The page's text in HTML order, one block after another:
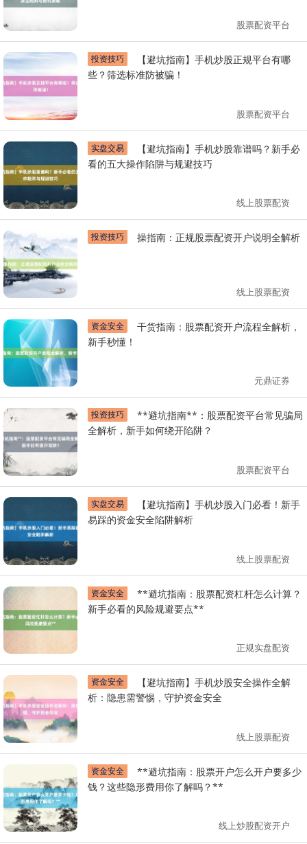
股票配资平台
投资技巧
些？筛选标准防被骗！
股票配资平台
实盘交易
看的五大操作陷阱与规避技巧
线上股票配资
投资技巧 操指南：正规股票配资开户说明全解析
线上股票配资
资金安全
新手秒懂！
元鼎证券
投资技巧
全解析，新手如何绕开陷阱？
股票配资平台
实盘交易
易踩的资金安全陷阱解析
线上股票配资
资金安全
新手必看的风险规避要点**
正规实盘配资
资金安全
析：隐患需警惕，守护资金安全
线上股票配资
资金安全
钱？这些隐形费用你了解吗？**
线上炒股配资开户